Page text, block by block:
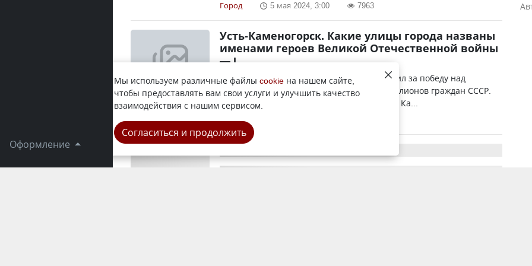
Оформление
Город 5 мая 2024, 3:00 7963
Усть-Каменогорск. Какие улицы города названы
именами героев Великой Отечественной войны
— I
Советский Союз в 1941 - 1945 годах заплатил за победу над
фашизмом страшную цену. Погибло 27 миллионов граждан СССР.
Хотя фронт проходил далеко от Восточного Ка...
Город
Мы используем различные файлы cookie на нашем сайте,
чтобы предоставлять вам свои услуги и улучшить качество
взаимодействия с нашим сервисом.
Согласиться и продолжить